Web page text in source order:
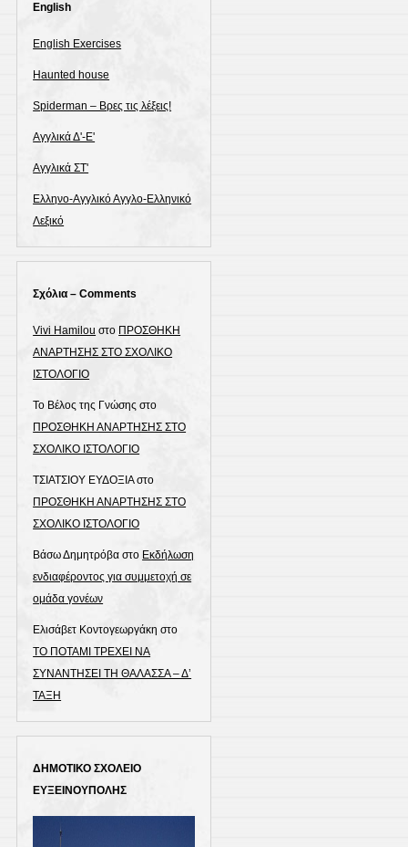
English
English Exercises
Haunted house
Spiderman – Βρες τις λέξεις!
Αγγλικά Δ'-Ε'
Αγγλικά ΣΤ'
Ελληνο-Αγγλικό Αγγλο-Ελληνικό
Λεξικό
Σχόλια – Comments
Vivi Hamilou στο ΠΡΟΣΘΗΚΗ
ΑΝΑΡΤΗΣΗΣ ΣΤΟ ΣΧΟΛΙΚΟ
ΙΣΤΟΛΟΓΙΟ
Το Βέλος της Γνώσης στο
ΠΡΟΣΘΗΚΗ ΑΝΑΡΤΗΣΗΣ ΣΤΟ
ΣΧΟΛΙΚΟ ΙΣΤΟΛΟΓΙΟ
ΤΣΙΑΤΣΙΟΥ ΕΥΔΟΞΙΑστο
ΠΡΟΣΘΗΚΗ ΑΝΑΡΤΗΣΗΣ ΣΤΟ
ΣΧΟΛΙΚΟ ΙΣΤΟΛΟΓΙΟ
Βάσω Δημητρόβα στο Εκδήλωση
ενδιαφέροντος για συμμετοχή σε
ομάδα γονέων
Ελισάβετ Κοντογεωργάκη στο
ΤΟ ΠΟΤΑΜΙ ΤΡΕΧΕΙ ΝΑ
ΣΥΝΑΝΤΗΣΕΙ ΤΗ ΘΑΛΑΣΣΑ – Δ’
ΤΑΞΗ
ΔΗΜΟΤΙΚΟ ΣΧΟΛΕΙΟ
ΕΥΞΕΙΝΟΥΠΟΛΗΣ